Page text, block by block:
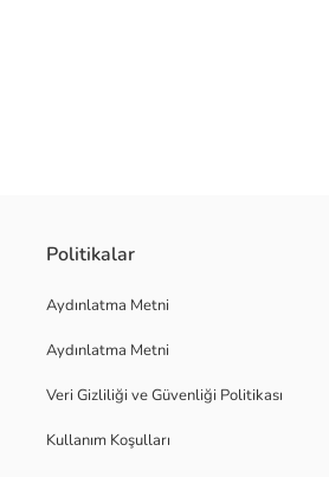
Politikalar
Aydınlatma Metni
Aydınlatma Metni
Veri Gizliliği ve Güvenliği Politikası
Kullanım Koşulları